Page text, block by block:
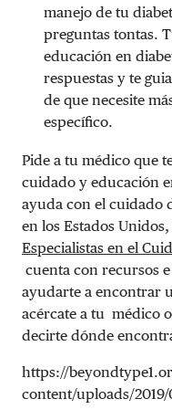
manejo de tu
preguntas tontas.
educación en
respuestas y te
de que necesite
específico.
Pide a tu médico que
cuidado y educación
ayuda con el cuidado
en los Estados Unidos,
Especialistas en el
cuenta con recursos
ayudarte a encontrar
acércate a tu médico
decirte dónde
https://
content/uploads/